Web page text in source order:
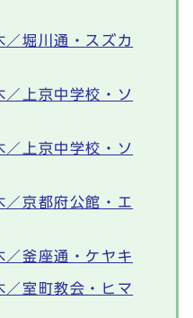
／堀川通・スズカ
／上京中学校・ソ
／上京中学校・ソ
／京都府公館・エ
／釜座通・ケヤキ
／室町教会・ヒマ